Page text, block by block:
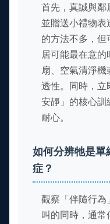
首先，真誠與鄰
並贈送小禮物
的方法不多，
居可能最在意
扇、空氣清淨
透性。同時，立
安靜」的核心訓
耐心。
如何分辨牠是單
症？
觀察「伴隨行為
叫的同時，通常